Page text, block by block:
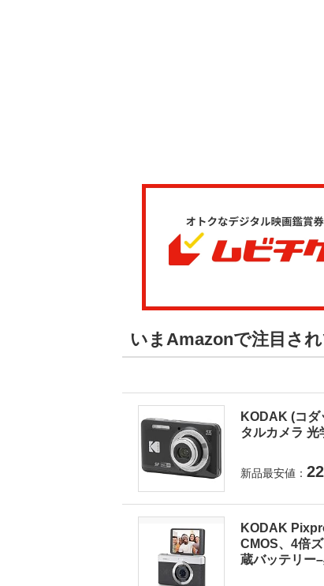
いまAmazonで注目さ
KODAK (コダ
タルカメラ 光
新品最安値：
KODAK
CMOS、4倍
蔵バッテリー